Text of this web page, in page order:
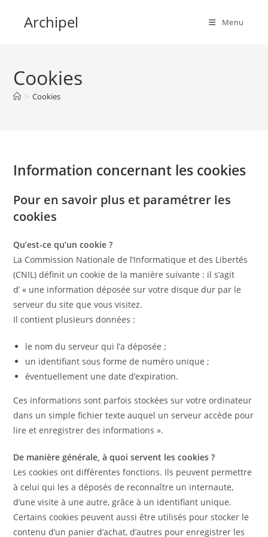
Archipel Menu
Cookies
> Cookies
Information concernant les cookies
Pour en savoir plus et paramétrer les
cookies
Qu’est-ce qu’un cookie ?
La Commission Nationale de l’Informatique et des Libertés
(CNIL) définit un cookie de la manière suivante : il s’agit
d’ « une information déposée sur votre disque dur par le
serveur du site que vous visitez.
Il contient plusieurs données :
le nom du serveur qui l’a déposée ;
un identifiant sous forme de numéro unique ;
éventuellement une date d’expiration.
Ces informations sont parfois stockées sur votre ordinateur
dans un simple fichier texte auquel un serveur accède pour
lire et enregistrer des informations ».
De manière générale, à quoi servent les cookies ?
Les cookies ont différentes fonctions. Ils peuvent permettre
à celui qui les a déposés de reconnaître un internaute,
d’une visite à une autre, grâce à un identifiant unique.
Certains cookies peuvent aussi être utilisés pour stocker le
contenu d’un panier d’achat, d’autres pour enregistrer les